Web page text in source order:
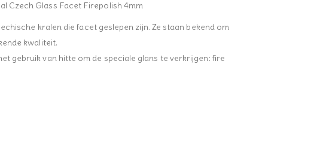
Czech Glass Facet Firepolish 4mm
kralen die facet geslepen zijn. Ze staan bekend om
kwaliteit.
gebruik van hitte om de speciale glans te verkrijgen: fire